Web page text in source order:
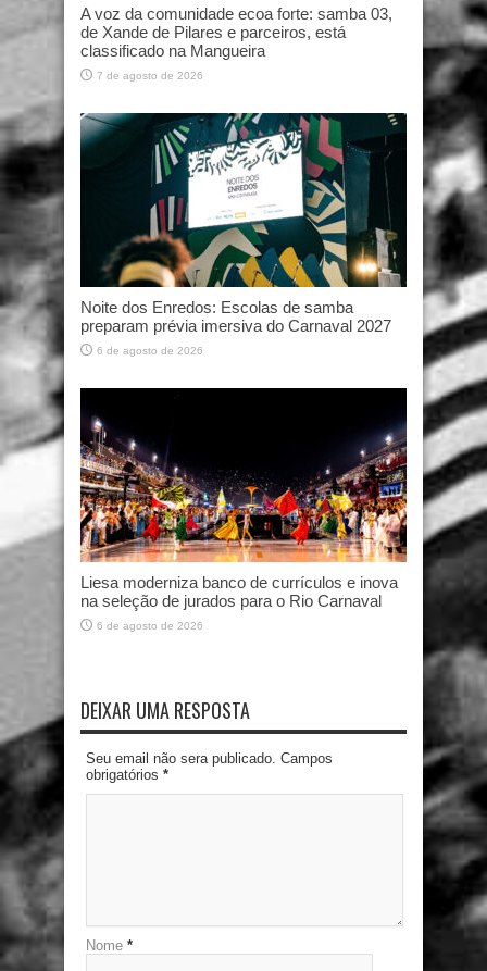
A voz da comunidade ecoa forte: samba 03,
de Xande de Pilares e parceiros, está
classificado na Mangueira
7 de agosto de 2026
Noite dos Enredos: Escolas de samba
preparam prévia imersiva do Carnaval 2027
6 de agosto de 2026
Liesa moderniza banco de currículos e inova
na seleção de jurados para o Rio Carnaval
6 de agosto de 2026
DEIXAR UMA RESPOSTA
Seu email não sera publicado. Campos
obrigatórios *
Nome *